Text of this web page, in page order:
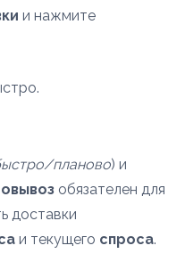
и нажмите
планово) и
обязателен для
доставки
и текущего спроса.